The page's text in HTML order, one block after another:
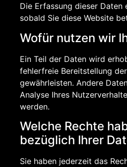
Die Erfassung dieser
sobald Sie diese Website
Wofür nutzen wir
Ein Teil der Daten wird
fehlerfreie Bereitstellung
gewährleisten. Andere
Analyse Ihres
werden.
Welche Rechte
bezüglich Ihrer
Sie haben jederzeit das